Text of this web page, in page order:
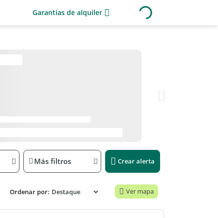
Garantías de alquiler
Más filtros Crear alerta
Ordenar por: Ver mapa